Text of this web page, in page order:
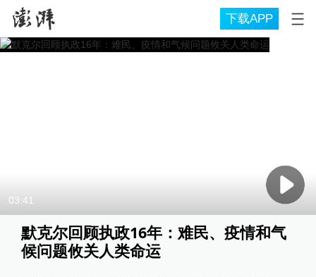
下载APP
03:41
默克尔回顾执政16年：难民、疫情和气
候问题攸关人类命运